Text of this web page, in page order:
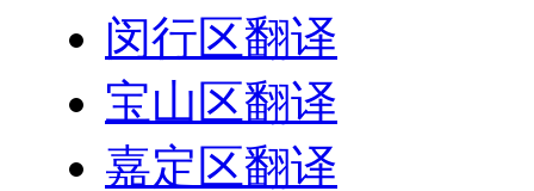
闵行区翻译
宝山区翻译
嘉定区翻译